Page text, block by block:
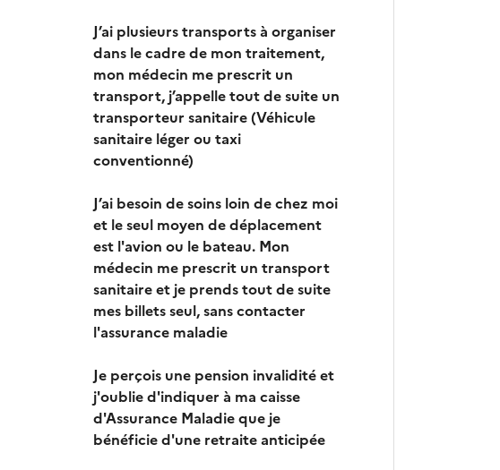
J’ai plusieurs transports à organiser
dans le cadre de mon traitement,
mon médecin me prescrit un
transport, j’appelle tout de suite un
transporteur sanitaire (Véhicule
sanitaire léger ou taxi
conventionné)
J’ai besoin de soins loin de chez moi
et le seul moyen de déplacement
est l'avion ou le bateau. Mon
médecin me prescrit un transport
sanitaire et je prends tout de suite
mes billets seul, sans contacter
l'assurance maladie
Je perçois une pension invalidité et
j'oublie d'indiquer à ma caisse
d'Assurance Maladie que je
bénéficie d'une retraite anticipée